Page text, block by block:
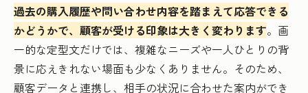
過去の購入履歴や問い合わせ内容を踏まえて応答できる
かどうかで、顧客が受ける印象は大きく変わります。画
一的な定型文だけでは、複雑なニーズや一人ひとりの背
景に応えきれない場面も少なくありません。そのため、
顧客データと連携し、相手の状況に合わせた案内ができ